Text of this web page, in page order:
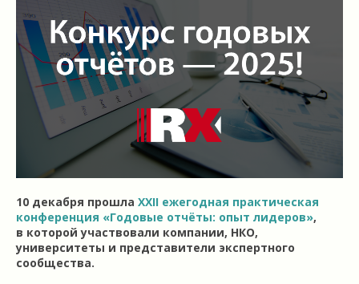
10 декабря прошла ХХII ежегодная практическая
конференция «Годовые отчёты: опыт лидеров»,
в которой участвовали компании, НКО,
университеты и представители экспертного
сообщества.